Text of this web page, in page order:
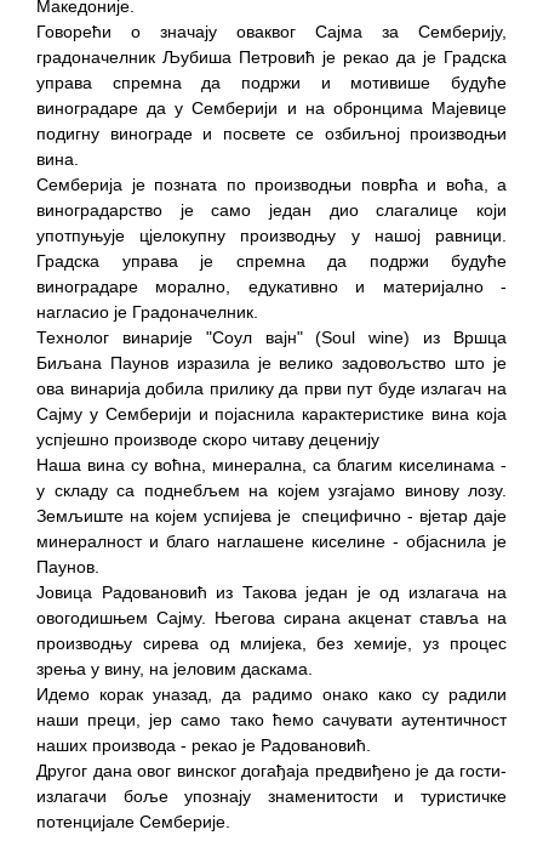
Македоније.
Говорећи о значају оваквог Сајма за Семберију,
градоначелник Љубиша Петровић је рекао да је Градска
управа спремна да подржи и мотивише будуће
виноградаре да у Семберији и на обронцима Мајевице
подигну винограде и посвете се озбиљној производњи
вина.
Семберија је позната по производњи поврћа и воћа, а
виноградарство је само један дио слагалице који
употпуњује цјелокупну производњу у нашој равници.
Градска управа је спремна да подржи будуће
виноградаре морално, едукативно и материјално -
нагласио је Градоначелник.
Технолог винарије "Соул вајн" (Soul wine) из Вршца
Биљана Паунов изразила је велико задовољство што је
ова винарија добила прилику да први пут буде излагач на
Сајму у Семберији и појаснила карактеристике вина која
успјешно производе скоро читаву деценију
Наша вина су воћна, минерална, са благим киселинама -
у складу са поднебљем на којем узгајамо винову лозу.
Земљиште на којем успијева је специфично - вјетар даје
минералност и благо наглашене киселине - објаснила је
Паунов.
Јовица Радовановић из Такова један је од излагача на
овогодишњем Сајму. Његова сирана акценат ставља на
производњу сирева од млијека, без хемије, уз процес
зрења у вину, на јеловим даскама.
Идемо корак уназад, да радимо онако како су радили
наши преци, јер само тако ћемо сачувати аутентичност
наших производа - рекао је Радовановић.
Другог дана овог винског догађаја предвиђено је да гости-
излагачи боље упознају знаменитости и туристичке
потенцијале Семберије.